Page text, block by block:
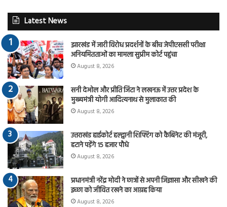
Latest News
झारखंड में जारी विरोध प्रदर्शनों के बीच जेपीएससी परीक्षा
अनियमितताओं का मामला सुप्रीम कोर्ट पहुंचा
August 8, 2026
सनी देओल और प्रीति जिंटा ने लखनऊ में उत्तर प्रदेश के
मुख्यमंत्री योगी आदित्यनाथ से मुलाकात की
August 8, 2026
उत्तराखंड हाईकोर्ट हल्द्वानी शिफ्टिंग को कैबिनेट की मंजूरी,
हटाने पड़ेंगे 15 हजार पौधे
August 8, 2026
प्रधानमंत्री नरेंद्र मोदी ने छात्रों से अपनी जिज्ञासा और सीखने की
इच्छा को जीवित रखने का आग्रह किया
August 8, 2026